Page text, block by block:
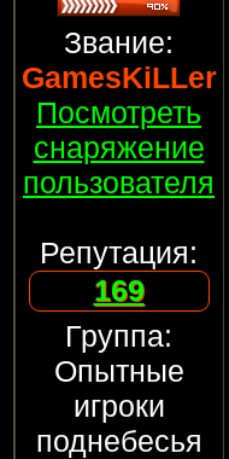
Звание:
GamesKiLLer
Посмотреть
снаряжение
пользователя
Репутация:
169
Группа:
Опытные
игроки
поднебесья